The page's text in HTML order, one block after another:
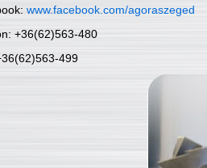
www.facebook.com/agoraszeged
+36(62)563-480
499